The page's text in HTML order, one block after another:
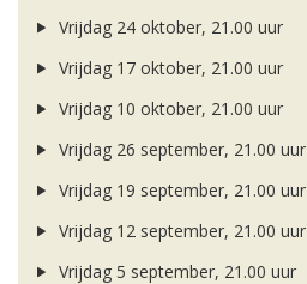
Vrijdag 24 oktober, 21.00 uur
Vrijdag 17 oktober, 21.00 uur
Vrijdag 10 oktober, 21.00 uur
Vrijdag 26 september, 21.00 uur
Vrijdag 19 september, 21.00 uur
Vrijdag 12 september, 21.00 uur
Vrijdag 5 september, 21.00 uur